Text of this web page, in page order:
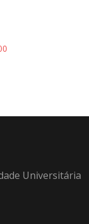
Universitária